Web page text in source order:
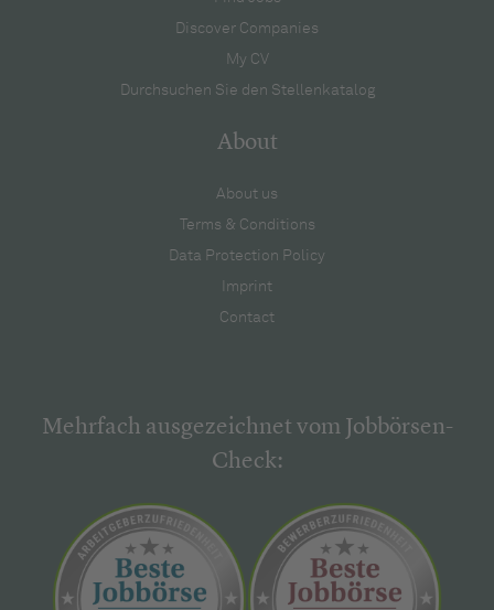
Discover Companies
My CV
Durchsuchen Sie den Stellenkatalog
About
About us
Terms & Conditions
Data Protection Policy
Imprint
Contact
Mehrfach ausgezeichnet vom Jobbörsen-
Check: